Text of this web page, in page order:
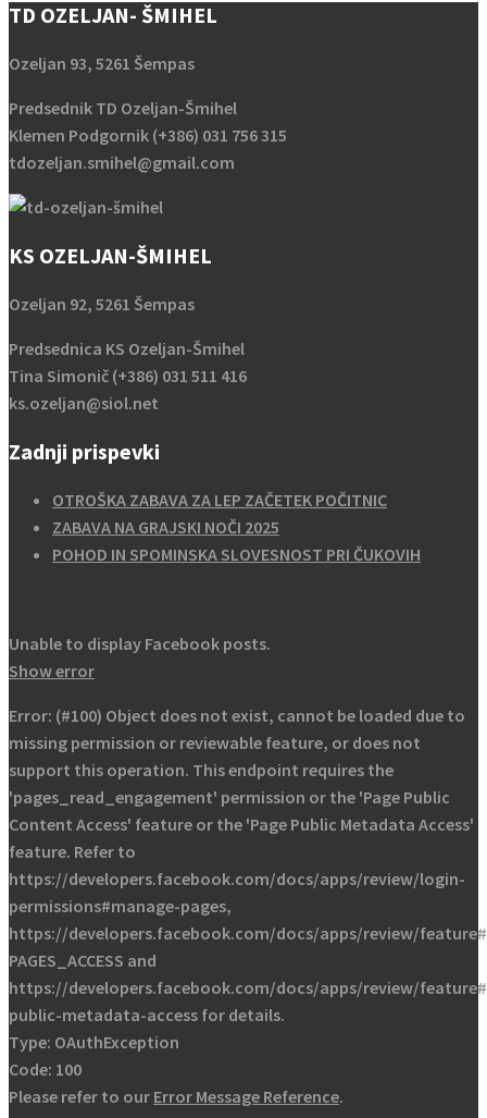
TD OZELJAN- ŠMIHEL
Ozeljan 93, 5261 Šempas
Predsednik TD Ozeljan-Šmihel
Klemen Podgornik (+386) 031 756 315
tdozeljan.smihel@gmail.com
KS OZELJAN-ŠMIHEL
Ozeljan 92, 5261 Šempas
Predsednica KS Ozeljan-Šmihel
Tina Simonič (+386) 031 511 416
ks.ozeljan@siol.net
Zadnji prispevki
OTROŠKA ZABAVA ZA LEP ZAČETEK POČITNIC
ZABAVA NA GRAJSKI NOČI 2025
POHOD IN SPOMINSKA SLOVESNOST PRI ČUKOVIH
Unable to display Facebook posts.
Show error
Error: (#100) Object does not exist, cannot be loaded due to
missing permission or reviewable feature, or does not
support this operation. This endpoint requires the
'pages_read_engagement' permission or the 'Page Public
Content Access' feature or the 'Page Public Metadata Access'
feature. Refer to
https://developers.facebook.com/docs/apps/review/login-
permissions#manage-pages,
https://developers.facebook.com/docs/apps/review/
PAGES_ACCESS and
https://developers.facebook.com/docs/apps/review/
public-metadata-access for details.
Type: OAuthException
Code: 100
Please refer to our Error Message Reference.